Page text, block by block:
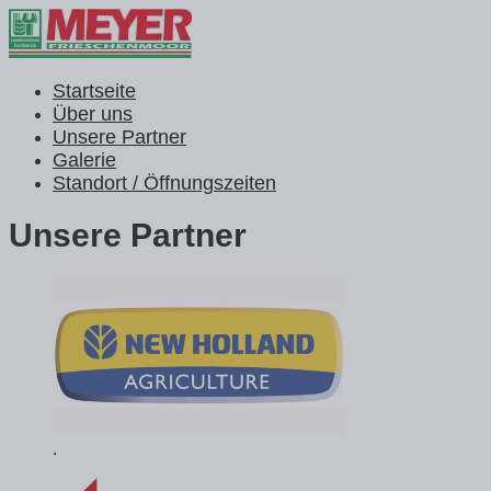
Startseite
Über uns
Unsere Partner
Galerie
Standort / Öffnungszeiten
Unsere Partner
.